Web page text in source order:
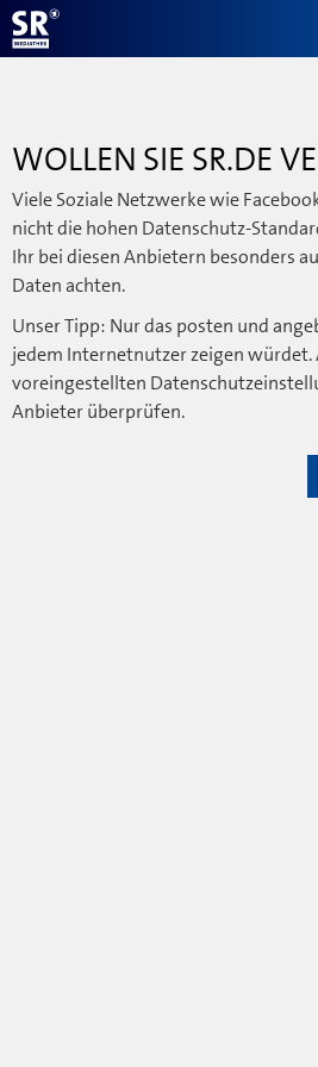
WOLLEN SIE SR.DE
Viele Soziale Netzwerke wie
nicht die hohen Datenschutz-
Ihr bei diesen Anbietern besonders
Daten achten.
Unser Tipp: Nur das posten und
jedem Internetnutzer zeigen
voreingestellten
Anbieter überprüfen.